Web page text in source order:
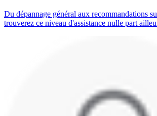
Du dépannage général aux recommandations
trouverez ce niveau d'assistance nulle part